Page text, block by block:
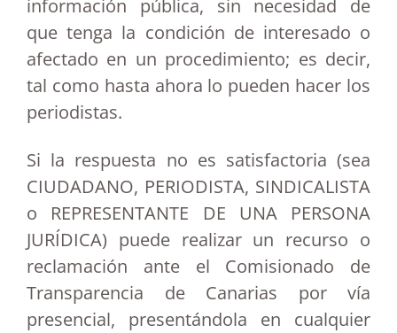
información pública, sin necesidad de
que tenga la condición de interesado o
afectado en un procedimiento; es decir,
tal como hasta ahora lo pueden hacer los
periodistas.
Si la respuesta no es satisfactoria (sea
CIUDADANO, PERIODISTA, SINDICALISTA
o REPRESENTANTE DE UNA PERSONA
JURÍDICA) puede realizar un recurso o
reclamación ante el Comisionado de
Transparencia de Canarias por vía
presencial, presentándola en cualquier